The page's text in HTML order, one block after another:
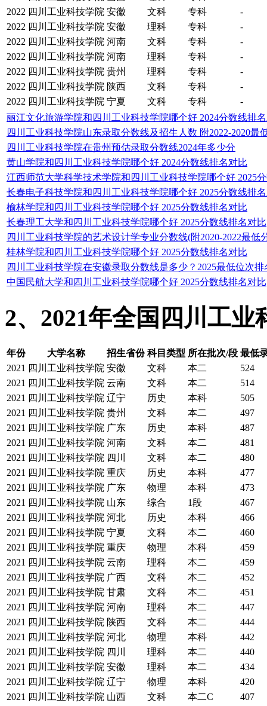
2022 四川工业科技学院 安徽 文科 专科
-
2022 四川工业科技学院 安徽 理科 专科
-
2022 四川工业科技学院 河南 文科 专科
-
2022 四川工业科技学院 河南 理科 专科
-
2022 四川工业科技学院 贵州 理科 专科
-
2022 四川工业科技学院 陕西 文科 专科
-
2022 四川工业科技学院 宁夏 文科 专科
-
丽江文化旅游学院和四川工业科技学院哪个好 2024分数线排
四川工业科技学院山东录取分数线及招生人数 附2022-2020最
四川工业科技学院在贵州预估录取分数线2024年多少分
黄山学院和四川工业科技学院哪个好 2024分数线排名对比
江西师范大学科学技术学院和四川工业科技学院哪个好 2025
长春电子科技学院和四川工业科技学院哪个好 2025分数线排
榆林学院和四川工业科技学院哪个好 2025分数线排名对比
长春理工大学和四川工业科技学院哪个好 2025分数线排名对比
四川工业科技学院的艺术设计学专业分数线(附2020-2022最低
桂林学院和四川工业科技学院哪个好 2025分数线排名对比
四川工业科技学院在安徽录取分数线是多少？2025最低位次排
中国民航大学和四川工业科技学院哪个好 2025分数线排名对比
2、2021年全国四川工
年份 大学名称 招生省份 科目类型 所在批次/段 最低
2021 四川工业科技学院 安徽 文科 本二
524
2021 四川工业科技学院 云南 文科 本二
514
2021 四川工业科技学院 辽宁 历史 本科
505
2021 四川工业科技学院 贵州 文科 本二
497
2021 四川工业科技学院 广东 历史 本科
487
2021 四川工业科技学院 河南 文科 本二
481
2021 四川工业科技学院 四川 文科 本二
480
2021 四川工业科技学院 重庆 历史 本科
477
2021 四川工业科技学院 广东 物理 本科
473
2021 四川工业科技学院 山东 综合 1段
467
2021 四川工业科技学院 河北 历史 本科
466
2021 四川工业科技学院 宁夏 文科 本二
460
2021 四川工业科技学院 重庆 物理 本科
459
2021 四川工业科技学院 云南 理科 本二
459
2021 四川工业科技学院 广西 文科 本二
452
2021 四川工业科技学院 甘肃 文科 本二
451
2021 四川工业科技学院 河南 理科 本二
447
2021 四川工业科技学院 陕西 文科 本二
444
2021 四川工业科技学院 河北 物理 本科
442
2021 四川工业科技学院 四川 理科 本二
440
2021 四川工业科技学院 安徽 理科 本二
434
2021 四川工业科技学院 辽宁 物理 本科
420
2021 四川工业科技学院 山西 文科 本二C
407